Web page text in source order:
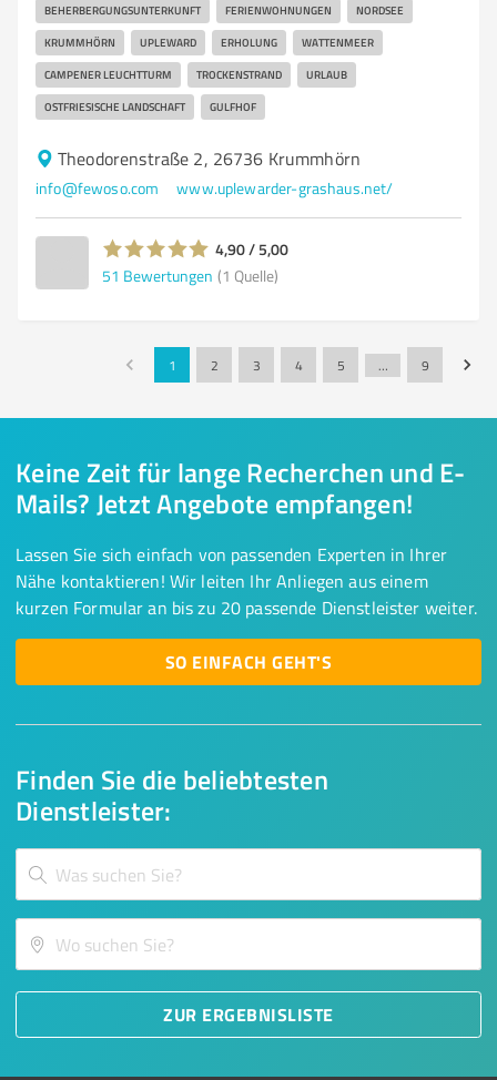
BEHERBERGUNGSUNTERKUNFT FERIENWOHNUNGEN NORDSEE
KRUMMHÖRN UPLEWARD ERHOLUNG WATTENMEER
CAMPENER LEUCHTTURM TROCKENSTRAND URLAUB
OSTFRIESISCHE LANDSCHAFT GULFHOF
Theodorenstraße 2, 26736 Krummhörn
info@fewoso.com www.uplewarder-grashaus.net/
4,90 / 5,00
51 Bewertungen (1 Quelle)
1 2 3 4 5 … 9
Finden Sie die beliebtesten
Dienstleister:
ZUR ERGEBNISLISTE
Keine Zeit für lange Recherchen und E-
Mails? Jetzt Angebote empfangen!
Lassen Sie sich einfach von passenden Experten in Ihrer
Nähe kontaktieren! Wir leiten Ihr Anliegen aus einem
kurzen Formular an bis zu 20 passende Dienstleister weiter.
SO EINFACH GEHT'S